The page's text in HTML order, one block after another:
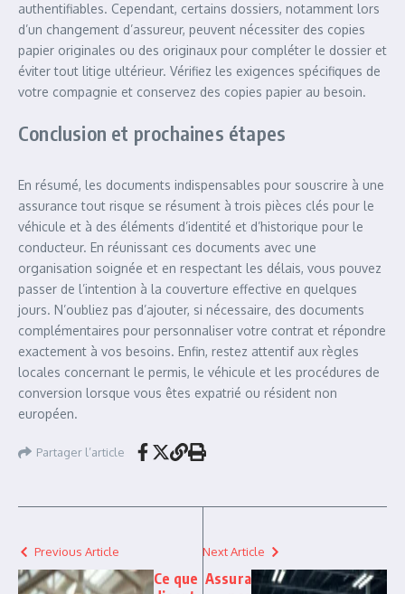
authentifiables. Cependant, certains dossiers, notamment lors
d’un changement d’assureur, peuvent nécessiter des copies
papier originales ou des originaux pour compléter le dossier et
éviter tout litige ultérieur. Vérifiez les exigences spécifiques de
votre compagnie et conservez des copies papier au besoin.
Conclusion et prochaines étapes
En résumé, les documents indispensables pour souscrire à une
assurance tout risque se résument à trois pièces clés pour le
véhicule et à des éléments d’identité et d’historique pour le
conducteur. En réunissant ces documents avec une
organisation soignée et en respectant les délais, vous pouvez
passer de l’intention à la couverture effective en quelques
jours. N’oubliez pas d’ajouter, si nécessaire, des documents
complémentaires pour personnaliser votre contrat et répondre
exactement à vos besoins. Enfin, restez attentif aux règles
locales concernant le permis, le véhicule et les procédures de
conversion lorsque vous êtes expatrié ou résident non
européen.
Partager l’article
Previous Article
Ce que
Next Article
Assura